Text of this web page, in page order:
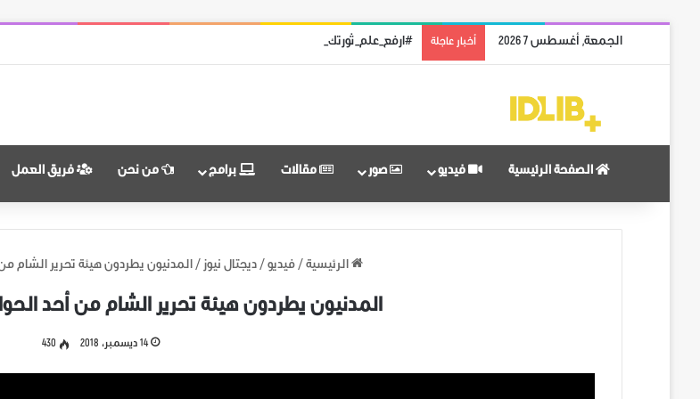
الجمعة, أغسطس 7 2026 أخبار عاجلة #ارفع_علم_ثورتك: رمز النضال ووحدة الهدف
الصفحة الرئيسية فيديو صور مقالات برامج من نحن فريق العمل
الرئيسية / فيديو / ديجتال نيوز / المدنيون يطردون هيئة تحرير الشام
المدنيون يطردون هيئة تحرير الشام من أحد
14 ديسمبر، 2018 430